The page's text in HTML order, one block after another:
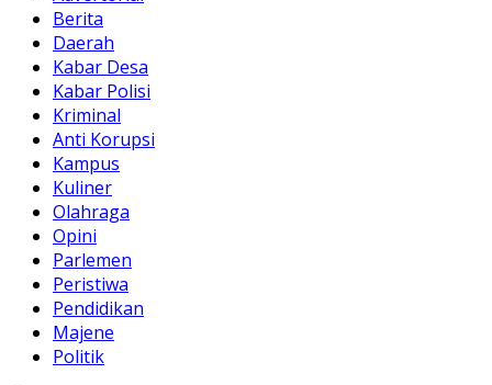
Berita
Daerah
Kabar Desa
Kabar Polisi
Kriminal
Anti Korupsi
Kampus
Kuliner
Olahraga
Opini
Parlemen
Peristiwa
Pendidikan
Majene
Politik